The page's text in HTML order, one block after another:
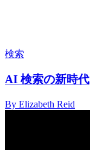
検索
AI 検索の新時代
By Elizabeth Reid